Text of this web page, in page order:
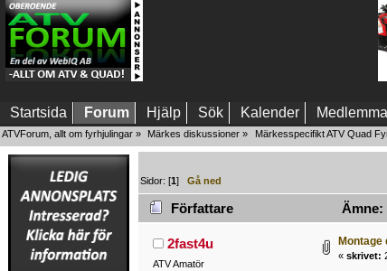
Startsida Forum Hjälp Sök Kalender
ATVForum, allt om fyrhjulingar » Märkes diskussioner » Märkesspecifikt ATV Quad
Sidor: [1]Gå ned
Författare
2fast4u
ATV Amatör
« skrivet: